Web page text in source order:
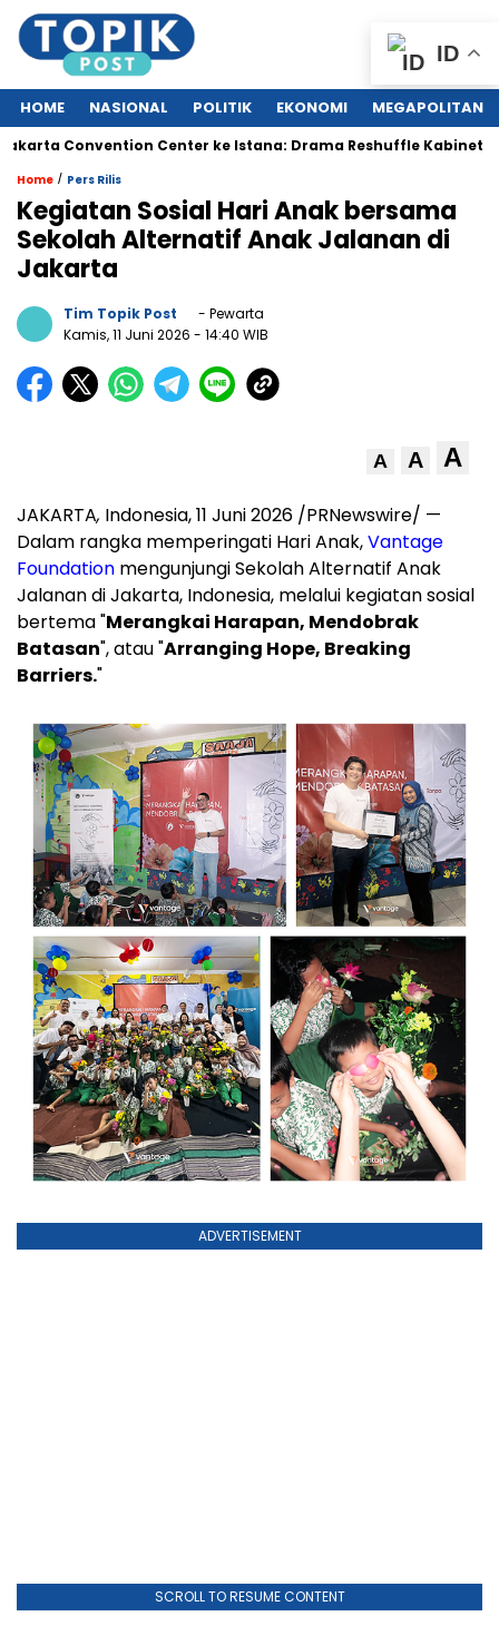
HOME NASIONAL POLITIK EKONOMI MEGAPOLITAN
Convention Center ke Istana: Drama Reshuffle Kabinet Merah
Home / Pers Rilis
Kegiatan Sosial Hari Anak bersama
Sekolah Alternatif Anak Jalanan di
Jakarta
Tim Topik Post
- Pewarta
Kamis, 11 Juni 2026 - 14:40 WIB
A A A
JAKARTA, Indonesia, 11 Juni 2026 /PRNewswire/ —
Dalam rangka memperingati Hari Anak,Vantage
Foundation mengunjungi Sekolah Alternatif Anak
Jalanan di Jakarta, Indonesia, melalui kegiatan sosial
bertema "Merangkai Harapan, Mendobrak
Batasan", atau "Arranging Hope, Breaking
Barriers."
ADVERTISEMENT
SCROLL TO RESUME CONTENT
ID